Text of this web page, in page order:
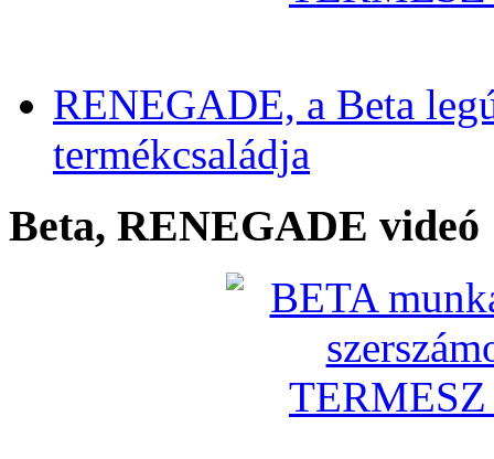
RENEGADE, a Beta
termékcsaládja
Beta, RENEGADE videó